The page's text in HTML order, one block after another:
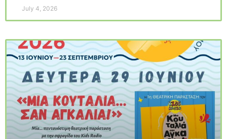
July 4, 2026